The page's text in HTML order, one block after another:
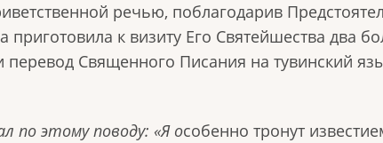
речью, поблагодарив
к визиту Его Святейшества два
Священного Писания на тувинский
по этому поводу: «Я особенно тронут